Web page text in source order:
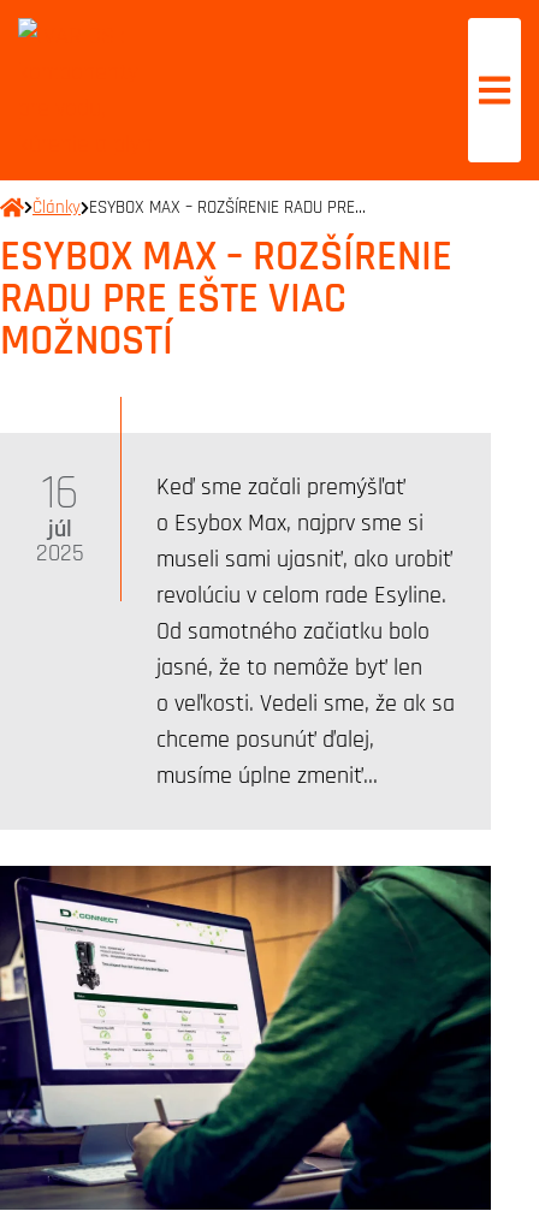
Články ESYBOX MAX – ROZŠÍRENIE RADU PRE…
ESYBOX MAX – ROZŠÍRENIE
RADU PRE EŠTE VIAC
MOŽNOSTÍ
16
júl
2025
Keď sme začali premýšľať
o Esybox Max, najprv sme si
museli sami ujasniť, ako urobiť
revolúciu v celom rade Esyline.
Od samotného začiatku bolo
jasné, že to nemôže byť len
o veľkosti. Vedeli sme, že ak sa
chceme posunúť ďalej,
musíme úplne zmeniť…